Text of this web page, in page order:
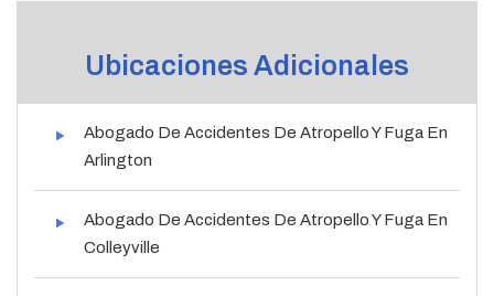
Ubicaciones Adicionales
Abogado De Accidentes De Atropello Y Fuga En
Arlington
Abogado De Accidentes De Atropello Y Fuga En
Colleyville